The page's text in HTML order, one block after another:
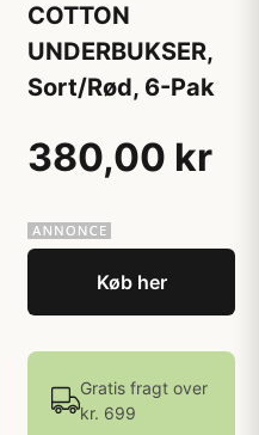
COTTON
UNDERBUKSER,
Sort/Rød, 6-Pak
380,00 kr
Køb her
Gratis fragt over
kr. 699